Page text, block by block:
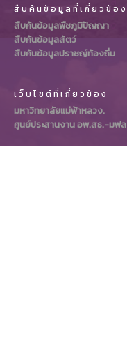
ว
สืบค้นข้อมูลที่เกี่ยวข้อง
สืบค้นข้อมูลพืชภูมิปัญญา
สืบค้นข้อมูลสัตว์
สืบค้นข้อมูลปราชญ์ท้องถิ่น
เว็บไซต์ที่เกี่ยวข้อง
มหาวิทยาลัยแม่ฟ้าหลวง.
ศูนย์ประสานงาน อพ.สธ.-มฟล